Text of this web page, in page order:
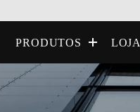
PRODUTOS LOJA